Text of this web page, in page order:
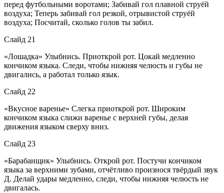
перед футбольными воротами; Забивай гол плавной струёй
воздуха; Теперь забивай гол резкой, отрывистой струёй
воздуха; Посчитай, сколько голов ты забил.
Слайд 21
«Лошадка» Улыбнись. Приоткрой рот. Цокай медленно
кончиком языка. Следи, чтобы нижняя челюсть и губы не
двигались, а работал только язык.
Слайд 22
«Вкусное варенье» Слегка приоткрой рот. Широким
кончиком языка слижи варенье с верхней губы, делая
движения языком сверху вниз.
Слайд 23
«Барабанщик» Улыбнись. Открой рот. Постучи кончиком
языка за верхними зубами, отчётливо произнося твёрдый звук
Д. Делай удары медленно, следи, чтобы нижняя челюсть не
двигалась.